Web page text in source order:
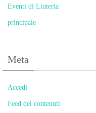
Eventi di Liuteria
principale
Meta
Accedi
Feed dei contenuti